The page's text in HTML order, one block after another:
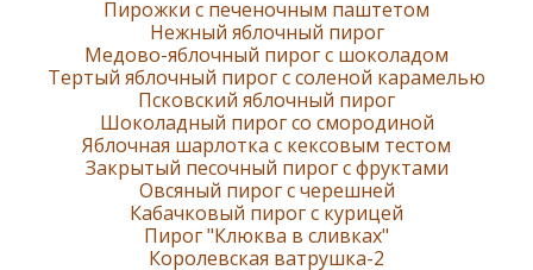
Пирожки с печеночным паштетом
Нежный яблочный пирог
Медово-яблочный пирог с шоколадом
Тертый яблочный пирог с соленой карамелью
Псковский яблочный пирог
Шоколадный пирог со смородиной
Яблочная шарлотка с кексовым тестом
Закрытый песочный пирог с фруктами
Овсяный пирог с черешней
Кабачковый пирог с курицей
Пирог "Клюква в сливках"
Королевская ватрушка-2